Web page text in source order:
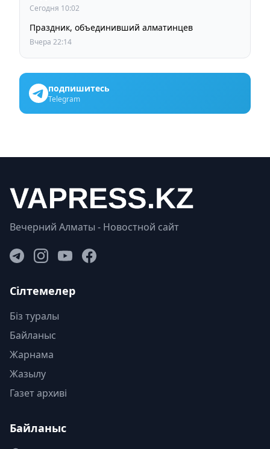
Сегодня 10:02
Праздник, объединивший алматинцев
Вчера 22:14
подпишитесь
Telegram
Вечерний Алматы - Новостной сайт
Сілтемелер
Біз туралы
Байланыс
Жарнама
Жазылу
Газет архиві
Байланыс